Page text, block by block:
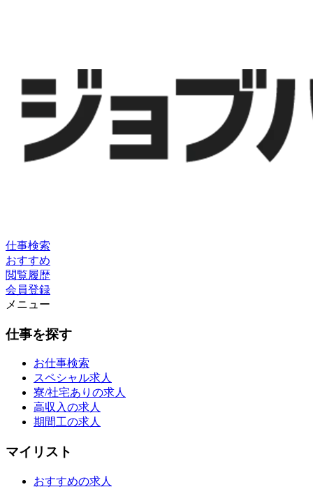
仕事検索
おすすめ
閲覧履歴
会員登録
メニュー
仕事を探す
お仕事検索
スペシャル求人
寮/社宅ありの求人
高収入の求人
期間工の求人
マイリスト
おすすめの求人